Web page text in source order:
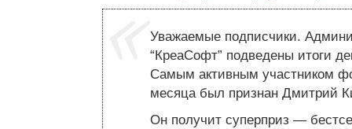
Уважаемые подписчики.
“КреаСофт” подведены итоги
Самым активным участником
месяца был признан Дмитрий
Он получит суперприз —